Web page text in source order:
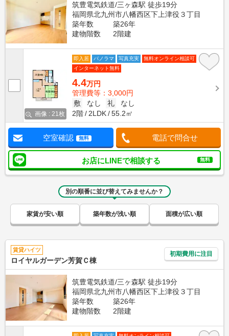
筑豊電気鉄道/三ヶ森駅 徒歩19分
福岡県北九州市八幡西区下上津役３丁目
築年数
築26年
建物階数
2階建
画像 : 21枚
即入居 パノラマ 写真充実
無料オンライン相談可
インターネット無料
4.4万円
管理費等：3,000円
敷
なし 礼
なし
2階
2LDK 55.2㎡
空室確認 無料 電話で問合せ
お店にLINEで相談する 無料
別の順番に並び替えてみませんか？
家賃が安い順 築年数が浅い順 面積が広い順
賃貸ハイツ
ロイヤルガーデン芳賀Ｃ棟
初期費用に注目
筑豊電気鉄道/三ヶ森駅 徒歩19分
福岡県北九州市八幡西区下上津役３丁目
築年数
築26年
建物階数
2階建